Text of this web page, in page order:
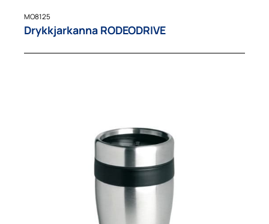
MO8125
Drykkjarkanna RODEODRIVE